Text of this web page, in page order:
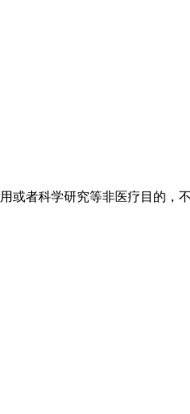
或者科学研究等非医疗目的，